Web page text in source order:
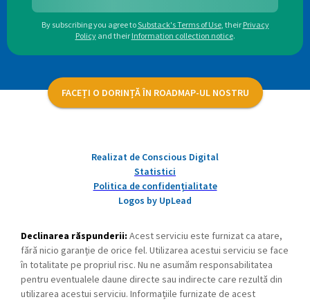
By subscribing you agree toSubstack's Terms of Use, their Privacy
Policy and their Information collection notice.
FACEȚI O DORINȚĂ ÎN ROADMAP-UL NOSTRU
Realizat de Conscious Digital
Statistici
Politica de confidențialitate
Logos by UpLead
Declinarea răspunderii: Acest serviciu este furnizat ca atare,
fără nicio garanție de orice fel. Utilizarea acestui serviciu se face
în totalitate pe propriul risc. Nu ne asumăm responsabilitatea
pentru eventualele daune directe sau indirecte care rezultă din
utilizarea acestui serviciu. Informațiile furnizate de acest